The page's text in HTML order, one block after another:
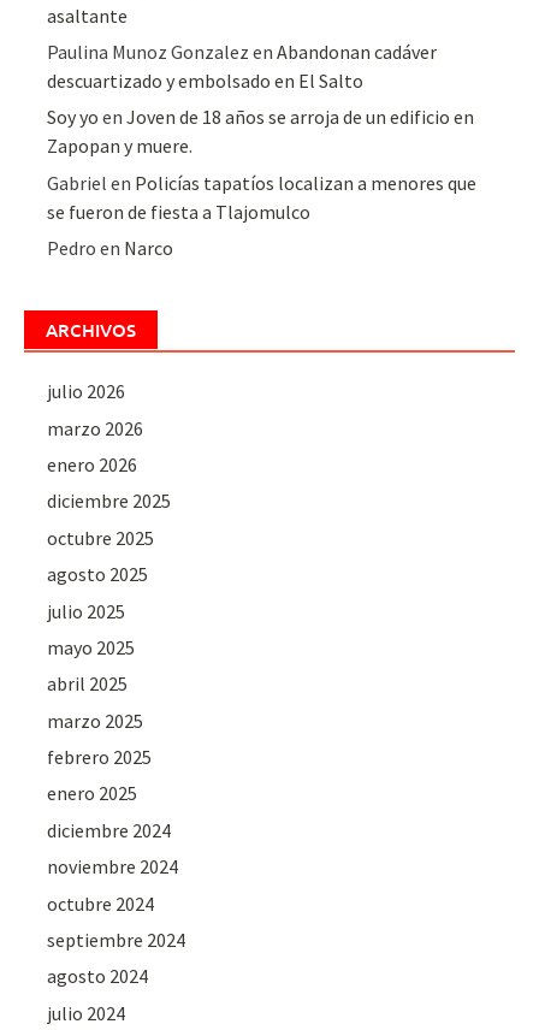
asaltante
Paulina Munoz Gonzalez enAbandonan cadáver
descuartizado y embolsado en El Salto
Soy yo enJoven de 18 años se arroja de un edificio en
Zapopan y muere.
Gabriel en Policías tapatíos localizan a menores que
se fueron de fiesta a Tlajomulco
Pedro en Narco
ARCHIVOS
julio 2026
marzo 2026
enero 2026
diciembre 2025
octubre 2025
agosto 2025
julio 2025
mayo 2025
abril 2025
marzo 2025
febrero 2025
enero 2025
diciembre 2024
noviembre 2024
octubre 2024
septiembre 2024
agosto 2024
julio 2024